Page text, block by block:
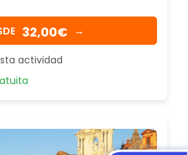
32,00€ →
actividad